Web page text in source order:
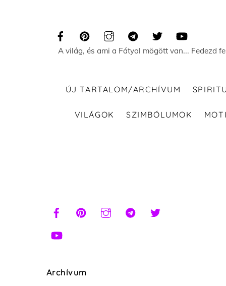
A világ, és ami a Fátyol mögött van... Fedezd
ÚJ TARTALOM/ARCHÍVUM
VILÁGOK SZIMBÓLUMOK
Archívum